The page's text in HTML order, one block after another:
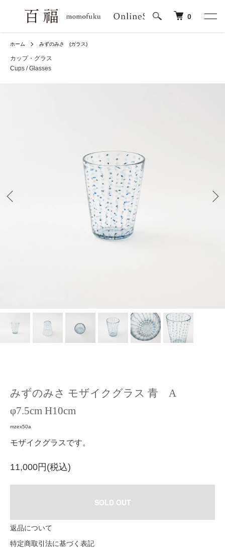
0
ホーム みずのみさ (ガラス)
カップ・グラス
Cups / Glasses
みずのみさ モザイクグラス 青 A
φ7.5cm H10cm
mzex50a
モザイクグラスです。
11,000円(税込)
SOLD OUT
返品について
特定商取引法に基づく表記